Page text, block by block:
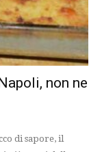
non ne
di sapore, il